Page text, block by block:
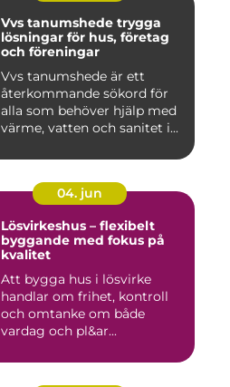
Vvs tanumshede trygga
lösningar för hus, företag
och föreningar
Vvs tanumshede är ett
återkommande sökord för
alla som behöver hjälp med
värme, vatten och sanitet i...
04. jun
Lösvirkeshus – flexibelt
byggande med fokus på
kvalitet
Att bygga hus i lösvirke
handlar om frihet, kontroll
och omtanke om både
vardag och pl&ar...